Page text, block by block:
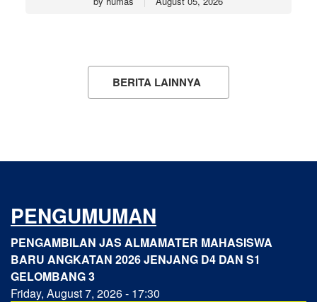
BERITA LAINNYA
PENGUMUMAN
PENGAMBILAN JAS ALMAMATER MAHASISWA
BARU ANGKATAN 2026 JENJANG D4 DAN S1
GELOMBANG 3
Friday, August 7, 2026 - 17:30